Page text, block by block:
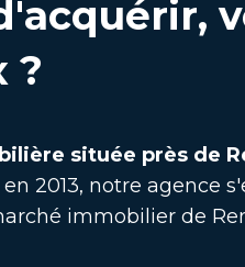
?
située près de
2013, notre
immobilier de